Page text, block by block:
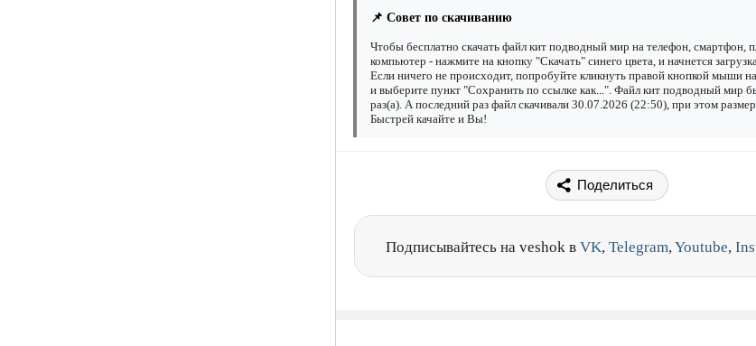
📌 Совет по скачиванию
Чтобы бесплатно скачать файл кит подводный мир на телефон, смартфон,
компьютер - нажмите на кнопку "Скачать" синего цвета, и начнется
Если ничего не происходит, попробуйте кликнуть правой кнопкой мыши
и выберите пункт "Сохранить по ссылке как...". Файл кит подводный мир
раз(а). А последний раз файл скачивали 30.07.2026 (22:50), при этом
Быстрей качайте и Вы!
Поделиться
Подписывайтесь на veshok в VK, Telegram,Youtube,